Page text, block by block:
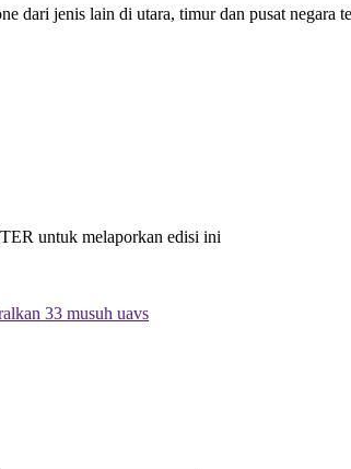
dari jenis lain di utara, timur dan pusat negara
untuk melaporkan edisi ini
33 musuh uavs